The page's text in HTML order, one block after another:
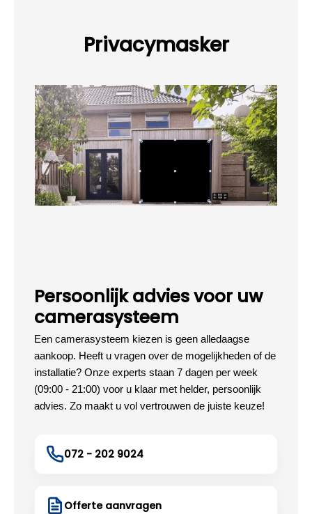
Privacymasker
Persoonlijk advies voor uw
camerasysteem
Een camerasysteem kiezen is geen alledaagse
aankoop. Heeft u vragen over de mogelijkheden of de
installatie? Onze experts staan 7 dagen per week
(09:00 - 21:00) voor u klaar met helder, persoonlijk
advies. Zo maakt u vol vertrouwen de juiste keuze!
072 - 202 9024
Offerte aanvragen